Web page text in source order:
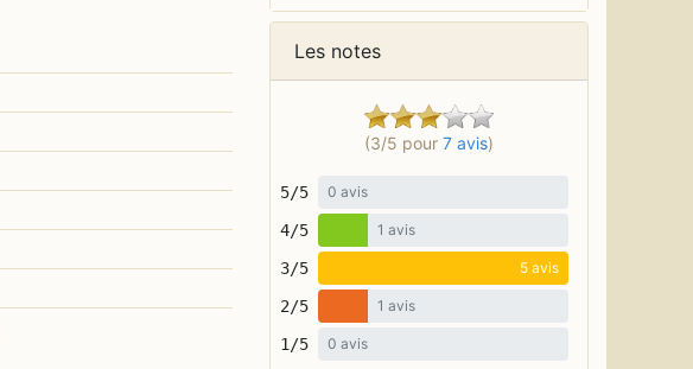
Les notes
(3/5 pour 7 avis)
5/5 0 avis
4/5 1 avis
3/5 5 avis
2/5 1 avis
1/5 0 avis